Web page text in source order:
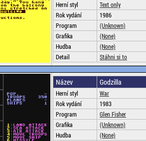
Herní styl
Text only
Rok vydání
1986
Program
(Unknown)
Grafika
(None)
Hudba
(None)
Detail
Stáhni si to
Název Godzilla
Herní styl
War
Rok vydání
1983
Program
Glen Fisher
Grafika
(Unknown)
Hudba
(None)